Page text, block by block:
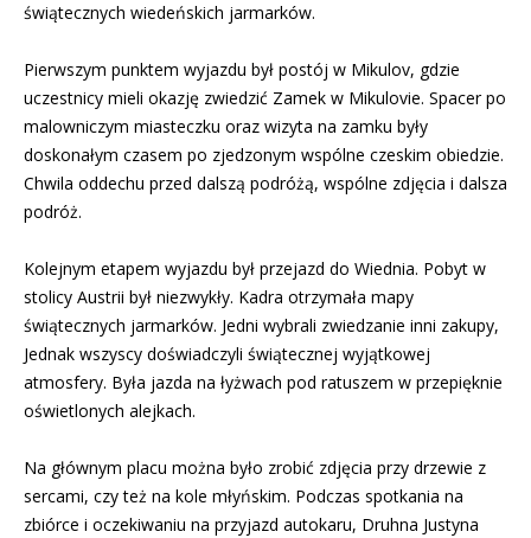
świątecznych wiedeńskich jarmarków.
Pierwszym punktem wyjazdu był postój w Mikulov, gdzie
uczestnicy mieli okazję zwiedzić Zamek w Mikulovie. Spacer po
malowniczym miasteczku oraz wizyta na zamku były
doskonałym czasem po zjedzonym wspólne czeskim obiedzie.
Chwila oddechu przed dalszą podróżą, wspólne zdjęcia i dalsza
podróż.
Kolejnym etapem wyjazdu był przejazd do Wiednia. Pobyt w
stolicy Austrii był niezwykły. Kadra otrzymała mapy
świątecznych jarmarków. Jedni wybrali zwiedzanie inni zakupy,
Jednak wszyscy doświadczyli świątecznej wyjątkowej
atmosfery. Była jazda na łyżwach pod ratuszem w przepięknie
oświetlonych alejkach.
Na głównym placu można było zrobić zdjęcia przy drzewie z
sercami, czy też na kole młyńskim. Podczas spotkania na
zbiórce i oczekiwaniu na przyjazd autokaru, Druhna Justyna